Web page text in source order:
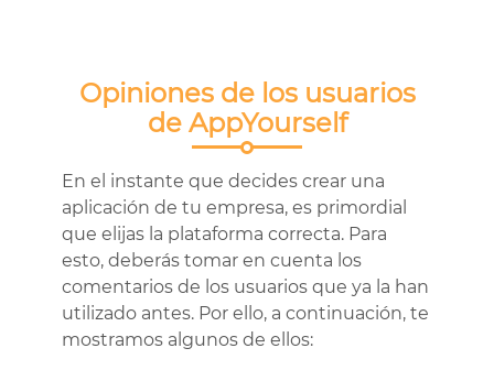
Opiniones de los usuarios
de AppYourself
En el instante que decides crear una
aplicación de tu empresa, es primordial
que elijas la plataforma correcta. Para
esto, deberás tomar en cuenta los
comentarios de los usuarios que ya la han
utilizado antes. Por ello, a continuación, te
mostramos algunos de ellos: